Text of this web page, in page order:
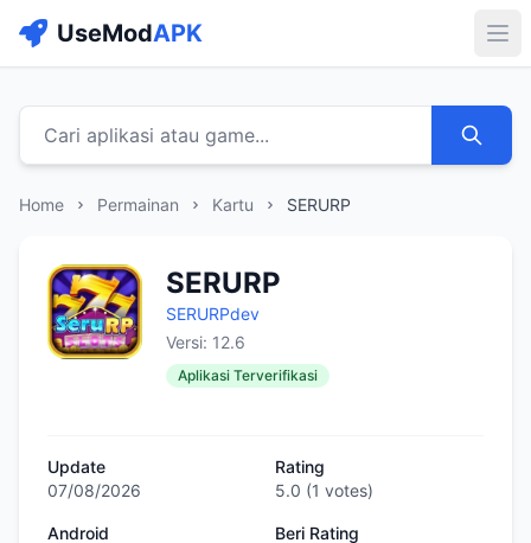
UseModAPK
Cari aplikasi atau game...
Home Permainan Kartu SERURP
SERURP
SERURPdev
Versi: 12.6
Aplikasi Terverifikasi
Update
07/08/2026
Rating
5.0 (1 votes)
Android
Beri Rating